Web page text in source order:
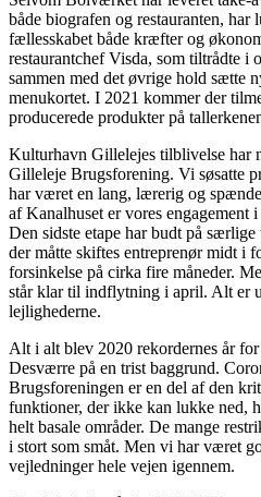
både biografen og restauranten,
fællesskabet både kræfter og
restaurantchef Visda, som tiltrådte i
sammen med det øvrige hold sætte
menukortet. I 2021 kommer der
producerede produkter på
Kulturhavn Gillelejes tilblivelse har
Gilleleje Brugsforening. Vi søsatte
har været en lang, lærerig og
af Kanalhuset er vores engagement
Den sidste etape har budt på
der måtte skiftes entreprenør midt i
forsinkelse på cirka fire måneder.
står klar til indflytning i april. Alt er
lejlighederne.
Alt i alt blev 2020 rekordernes år
Desværre på en trist baggrund.
Brugsforeningen er en del af den
funktioner, der ikke kan lukke ned,
helt basale områder. De mange
i stort som småt. Men vi har været
vejledninger hele vejen igennem.